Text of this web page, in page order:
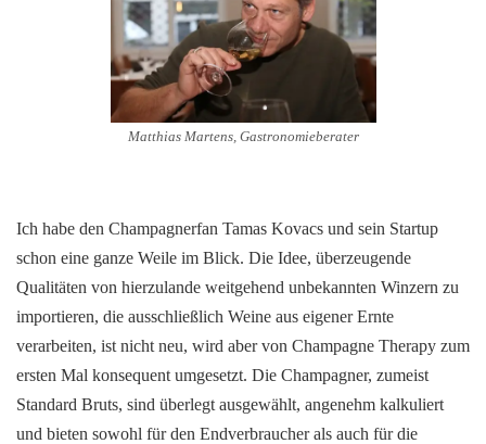
Matthias Martens, Gastronomieberater
Ich habe den Champagnerfan Tamas Kovacs und sein Startup
schon eine ganze Weile im Blick. Die Idee, überzeugende
Qualitäten von hierzulande weitgehend unbekannten Winzern zu
importieren, die ausschließlich Weine aus eigener Ernte
verarbeiten, ist nicht neu, wird aber von Champagne Therapy zum
ersten Mal konsequent umgesetzt. Die Champagner, zumeist
Standard Bruts, sind überlegt ausgewählt, angenehm kalkuliert
und bieten sowohl für den Endverbraucher als auch für die